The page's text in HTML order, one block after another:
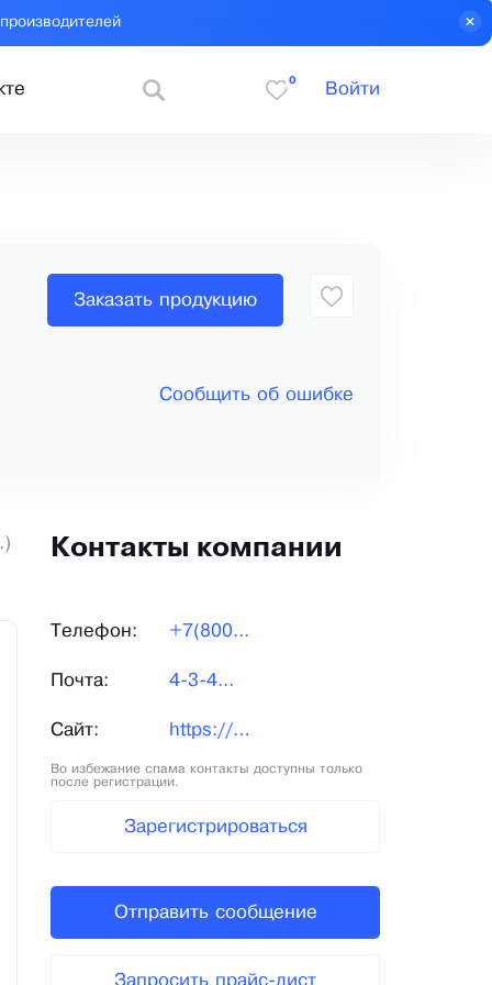
0
Войти
Заказать продукцию
Сообщить об ошибке
Контакты компании
Телефон: +7(800...
Почта: 4-3-4...
Сайт: https://xn--b1afkfsdmjj8g.xn--p1ai/
Во избежание спама контакты доступны только
после регистрации.
Зарегистрироваться
Отправить сообщение
Запросить прайс-лист